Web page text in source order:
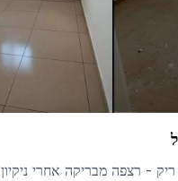
ריק - רצפה מבריקה אחרי ניקיון